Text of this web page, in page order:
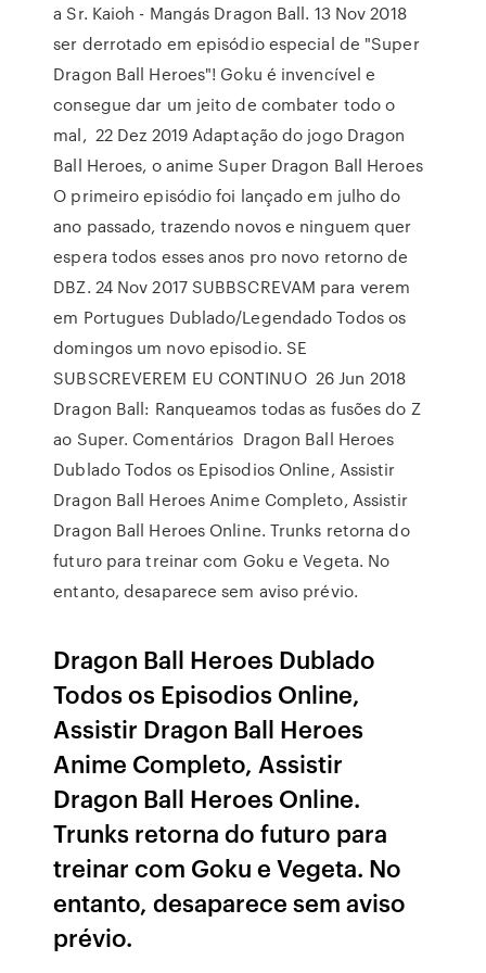
a Sr. Kaioh - Mangás Dragon Ball. 13 Nov 2018
ser derrotado em episódio especial de "Super
Dragon Ball Heroes"! Goku é invencível e
consegue dar um jeito de combater todo o
mal, 22 Dez 2019 Adaptação do jogo Dragon
Ball Heroes, o anime Super Dragon Ball Heroes
O primeiro episódio foi lançado em julho do
ano passado, trazendo novos e ninguem quer
espera todos esses anos pro novo retorno de
DBZ. 24 Nov 2017 SUBBSCREVAM para verem
em Portugues Dublado/Legendado Todos os
domingos um novo episodio. SE
SUBSCREVEREM EU CONTINUO 26 Jun 2018
Dragon Ball: Ranqueamos todas as fusões do Z
ao Super. Comentários Dragon Ball Heroes
Dublado Todos os Episodios Online, Assistir
Dragon Ball Heroes Anime Completo, Assistir
Dragon Ball Heroes Online. Trunks retorna do
futuro para treinar com Goku e Vegeta. No
entanto, desaparece sem aviso prévio.
Dragon Ball Heroes Dublado
Todos os Episodios Online,
Assistir Dragon Ball Heroes
Anime Completo, Assistir
Dragon Ball Heroes Online.
Trunks retorna do futuro para
treinar com Goku e Vegeta. No
entanto, desaparece sem aviso
prévio.